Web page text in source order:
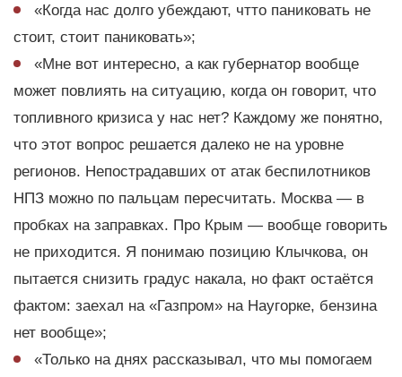
«Когда нас долго убеждают, чтто паниковать не
стоит, стоит паниковать»;
«Мне вот интересно, а как губернатор вообще
может повлиять на ситуацию, когда он говорит, что
топливного кризиса у нас нет? Каждому же понятно,
что этот вопрос решается далеко не на уровне
регионов. Непострадавших от атак беспилотников
НПЗ можно по пальцам пересчитать. Москва — в
пробках на заправках. Про Крым — вообще говорить
не приходится. Я понимаю позицию Клычкова, он
пытается снизить градус накала, но факт остаётся
фактом: заехал на «Газпром» на Наугорке, бензина
нет вообще»;
«Только на днях рассказывал, что мы помогаем